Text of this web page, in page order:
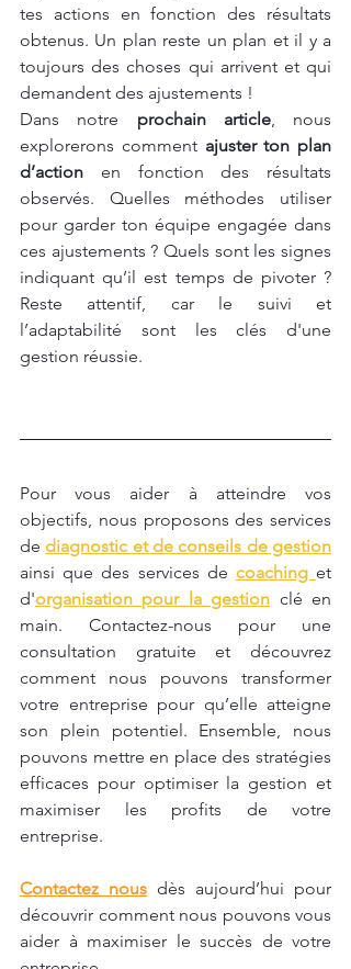
tes actions en fonction des résultats
obtenus. Un plan reste un plan et il y a
toujours des choses qui arrivent et qui
demandent des ajustements !
Dans notre prochain article, nous
explorerons comment ajuster ton plan
d’action en fonction des résultats
observés. Quelles méthodes utiliser
pour garder ton équipe engagée dans
ces ajustements ? Quels sont les signes
indiquant qu’il est temps de pivoter ?
Reste attentif, car le suivi et
l’adaptabilité sont les clés d'une
gestion réussie.
Pour vous aider à atteindre vos
objectifs, nous proposons des services
de diagnostic et de conseils de gestion
ainsi que des services de coaching et
d'organisation pour la gestion clé en
main. Contactez-nous pour une
consultation gratuite et découvrez
comment nous pouvons transformer
votre entreprise pour qu’elle atteigne
son plein potentiel. Ensemble, nous
pouvons mettre en place des stratégies
efficaces pour optimiser la gestion et
maximiser les profits de votre
entreprise.
Contactez nous dès aujourd’hui pour
découvrir comment nous pouvons vous
aider à maximiser le succès de votre